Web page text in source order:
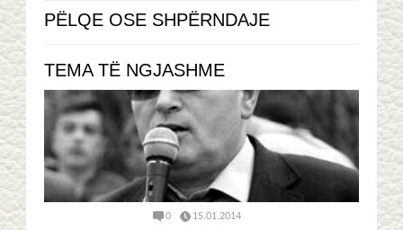
PËLQE OSE SHPËRNDAJE
TEMA TË NGJASHME
0 15.01.2014